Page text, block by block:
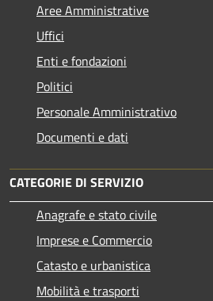
Aree Amministrative
Uffici
Enti e fondazioni
Politici
Personale Amministrativo
Documenti e dati
CATEGORIE DI SERVIZIO
Anagrafe e stato civile
Imprese e Commercio
Catasto e urbanistica
Mobilità e trasporti